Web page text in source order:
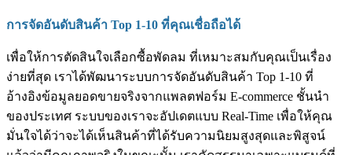
การจัดอันดับสินค้า Top 1-10 ที่คุณเชื่อถือได้
เพื่อให้การตัดสินใจเลือกซื้อพัดลม ที่เหมาะสมกับคุณเป็นเรื่อง
ง่ายที่สุด เราได้พัฒนาระบบการจัดอันดับสินค้า Top 1-10 ที่
อ้างอิงข้อมูลยอดขายจริงจากแพลตฟอร์ม E-commerce ชั้นนำ
ของประเทศ ระบบของเราจะอัปเดตแบบ Real-Time เพื่อให้คุณ
มั่นใจได้ว่าจะได้เห็นสินค้าที่ได้รับความนิยมสูงสุดและพิสูจน์